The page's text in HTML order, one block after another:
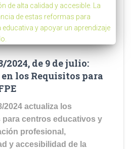
2024, de 9 de julio:
los Requisitos para
2024 actualiza los
centros educativos y
profesional,
y accesibilidad de la